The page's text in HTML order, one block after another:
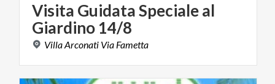
Visita GuidataSpecialeal
Giardino 14/8
VillaArconati Via Fametta